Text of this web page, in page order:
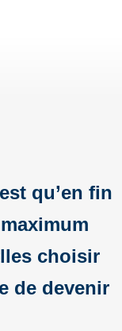
qu’en fin
choisir
de devenir